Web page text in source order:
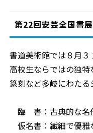
第22回安芸全国書
書道美術館では８月３
高校生ならではの独特
篆刻など多岐にわたる
臨 書：古典的な名
仮名書：繊細で優雅